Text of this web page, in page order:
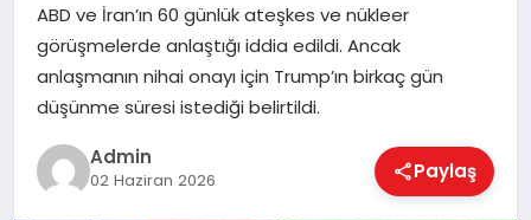
EĞITIM
EKONOMI
ABD ve İran’ın 60 günlük ateşkes ve nükleer
görüşmelerde anlaştığı iddia edildi. Ancak
anlaşmanın nihai onayı için Trump’ın birkaç gün
düşünme süresi istediği belirtildi.
Admin
02 Haziran 2026 Paylaş